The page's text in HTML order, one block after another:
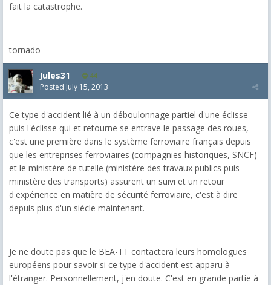
fait la catastrophe.
tornado
Jules31 44
Posted July 15, 2013
Ce type d'accident lié à un déboulonnage partiel d'une éclisse
puis l'éclisse qui et retourne se entrave le passage des roues,
c'est une première dans le système ferroviaire français depuis
que les entreprises ferroviaires (compagnies historiques, SNCF)
et le ministère de tutelle (ministère des travaux publics puis
ministère des transports) assurent un suivi et un retour
d'expérience en matière de sécurité ferroviaire, c'est à dire
depuis plus d'un siècle maintenant.
Je ne doute pas que le BEA-TT contactera leurs homologues
européens pour savoir si ce type d'accident est apparu à
l'étranger. Personnellement, j'en doute. C'est en grande partie à